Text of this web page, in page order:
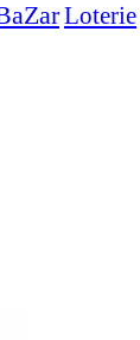
Loterie